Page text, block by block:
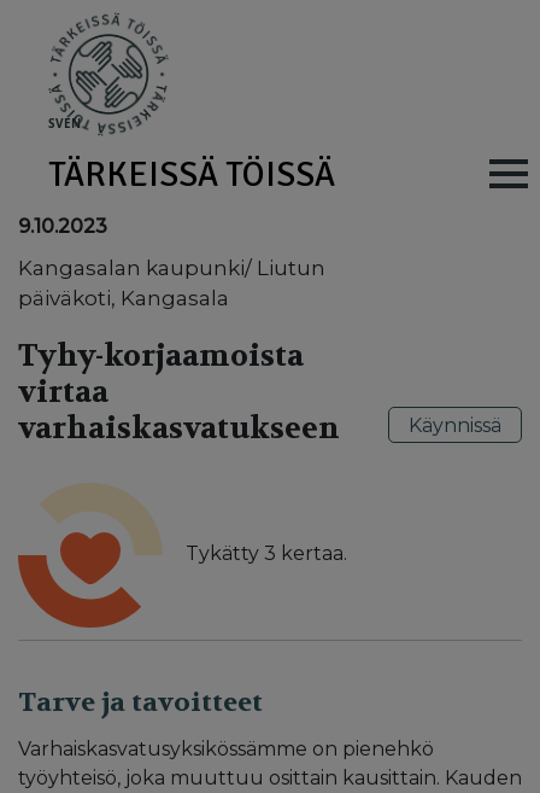
SVEN
TÄRKEISSÄ TÖISSÄ Main
9.10.2023
Kangasalan kaupunki/ Liutun
päiväkoti, Kangasala
Tyhy-korjaamoista
virtaa
varhaiskasvatukseen
Tykätty 3 kertaa.
Käynnissä
Tarve ja tavoitteet
Varhaiskasvatusyksikössämme on pienehkö
työyhteisö, joka muuttuu osittain kausittain. Kauden